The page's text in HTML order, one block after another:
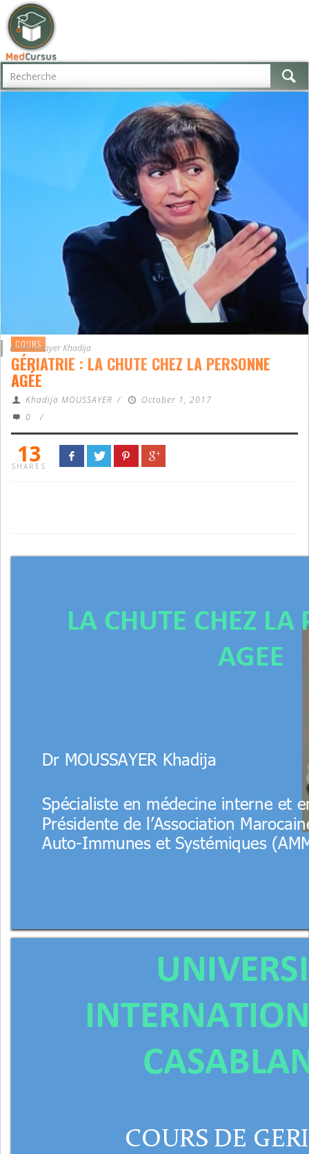
COURS
GÉRIATRIE : LA CHUTE CHEZ LA PERSONNE
AGÉE
Khadija MOUSSAYER /
October 1, 2017
0
/
13
SHARES
Dr Moussayer Khadija
Dr MOUSSAYER
Spécialiste en médecine interne et
Présidente de l’Association
Auto-Immunes et Systémiques
LA CHUTE CHEZ LA
AGEE
COURS DE